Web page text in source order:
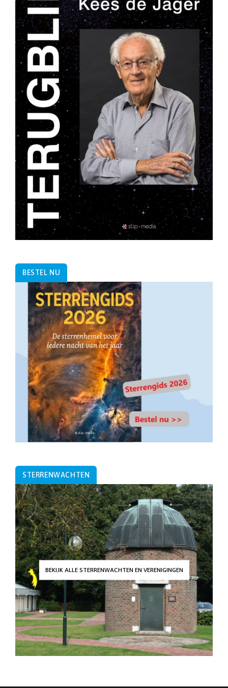
BESTEL NU
STERRENWACHTEN
BEKIJK ALLE STERRENWACHTEN EN VERENIGINGEN